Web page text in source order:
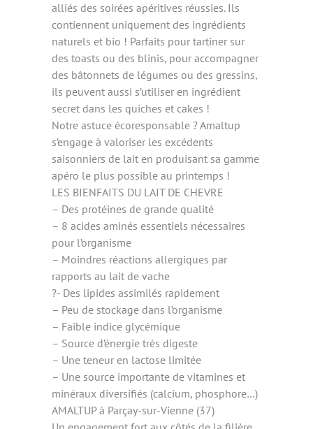
alliés des soirées apéritives réussies. Ils
contiennent uniquement des ingrédients
naturels et bio ! Parfaits pour tartiner sur
des toasts ou des blinis, pour accompagner
des bâtonnets de légumes ou des gressins,
ils peuvent aussi s’utiliser en ingrédient
secret dans les quiches et cakes !
Notre astuce écoresponsable ? Amaltup
s’engage à valoriser les excédents
saisonniers de lait en produisant sa gamme
apéro le plus possible au printemps !
LES BIENFAITS DU LAIT DE CHEVRE
– Des protéines de grande qualité
– 8 acides aminés essentiels nécessaires
pour l’organisme
– Moindres réactions allergiques par
rapports au lait de vache
?- Des lipides assimilés rapidement
– Peu de stockage dans l’organisme
– Faible indice glycémique
– Source d’énergie très digeste
– Une teneur en lactose limitée
– Une source importante de vitamines et
minéraux diversifiés (calcium, phosphore…)
AMALTUP à Parçay-sur-Vienne (37)